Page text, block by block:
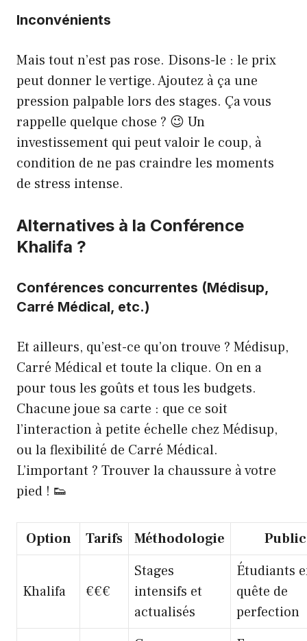
Inconvénients
Mais tout n’est pas rose. Disons-le : le prix
peut donner le vertige. Ajoutez à ça une
pression palpable lors des stages. Ça vous
rappelle quelque chose ? 😉 Un
investissement qui peut valoir le coup, à
condition de ne pas craindre les moments
de stress intense.
Alternatives à la Conférence
Khalifa ?
Conférences concurrentes (Médisup,
Carré Médical, etc.)
Et ailleurs, qu’est-ce qu’on trouve ? Médisup,
Carré Médical et toute la clique. On en a
pour tous les goûts et tous les budgets.
Chacune joue sa carte : que ce soit
l’interaction à petite échelle chez Médisup,
ou la flexibilité de Carré Médical.
L’important ? Trouver la chaussure à votre
pied ! 👟
Option Tarifs Méthodologie Public
Khalifa €€€
Stages
intensifs et
actualisés
Étudiants
quête de
perfection